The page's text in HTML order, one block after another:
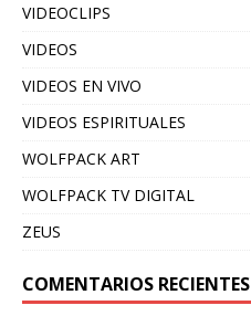
VIDEOCLIPS
VIDEOS
VIDEOS EN VIVO
VIDEOS ESPIRITUALES
WOLFPACK ART
WOLFPACK TV DIGITAL
ZEUS
COMENTARIOS RECIENTES